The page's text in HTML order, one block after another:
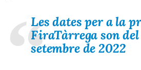
Les dates per a la
FiraTàrrega son del
setembre de 2022